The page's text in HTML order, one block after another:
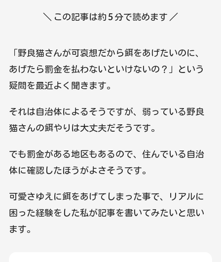
＼ この記事は約5分で読めます ／
「野良猫さんが可哀想だから餌をあげたいのに、
あげたら罰金を払わないといけないの？」という
疑問を最近よく聞きます。
それは自治体によるそうですが、弱っている野良
猫さんの餌やりは大丈夫だそうです。
でも罰金がある地区もあるので、住んでいる自治
体に確認したほうがよさそうです。
可愛さゆえに餌をあげてしまった事で、リアルに
困った経験をした私が記事を書いてみたいと思い
ます。